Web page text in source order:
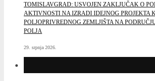
TOMISLAVGRAD: USVOJEN ZAKLJUČAK O
AKTIVNOSTI NA IZRADI IDEJNOG PROJEKTA
POLJOPRIVREDNOG ZEMLJIŠTA NA
POLJA
29. srpnja 2026.